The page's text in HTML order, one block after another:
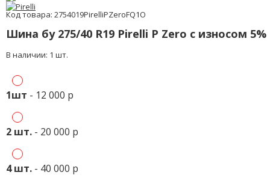
Код товара: 2754019PirelliPZeroFQ1O
Шина бу 275/40 R19 Pirelli P Zero с износом 5%
В наличии: 1 шт.
1шт - 12 000 р
2 шт. - 20 000 р
4 шт. - 40 000 р